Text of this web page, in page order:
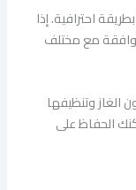
احترافية. إذا
مع مختلف
الغاز وتنظيفها
الحفاظ على